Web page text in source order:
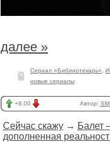
далее »
Сериал «‎Библиотекарь»‎
новые сериалы
+8.00 Автор:
Сейчас скажу → Балет
дополненная